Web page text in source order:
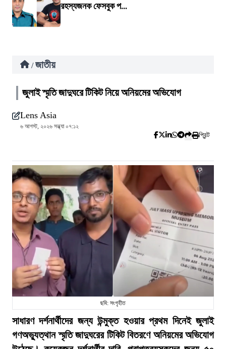
রহস্যজনক ফেসবুক প...
/ জাতীয়
জুলাই স্মৃতি জাদুঘরে টিকিট নিয়ে অনিয়মের অভিযোগ
Lens Asia
৬ আগস্ট, ২০২৬ সন্ধ্যা ০৭:১২
প্রিন্ট
ছবি: সংগৃহীত
সাধারণ দর্শনার্থীদের জন্য উন্মুক্ত হওয়ার প্রথম দিনেই জুলাই
গণঅভ্যুত্থান স্মৃতি জাদুঘরের টিকিট বিতরণে অনিয়মের অভিযোগ